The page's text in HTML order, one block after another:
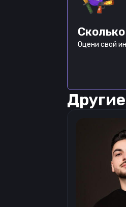
Оцени свой